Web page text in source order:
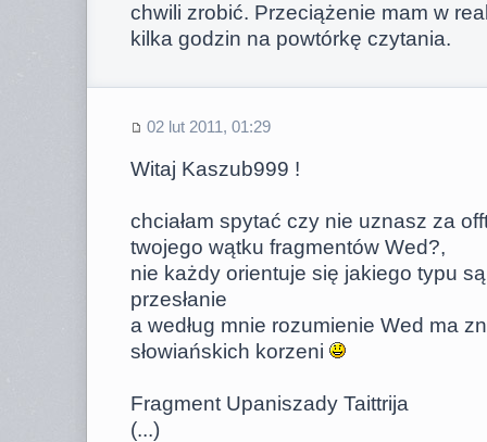
chwili zrobić. Przeciążenie mam w
kilka godzin na powtórkę czytania.
02 lut 2011, 01:29
Witaj Kaszub999 !
chciałam spytać czy nie uznasz za
twojego wątku fragmentów Wed?,
nie każdy orientuje się jakiego typu
przesłanie
a według mnie rozumienie Wed ma
słowiańskich korzeni
Fragment Upaniszady Taittrija
(...)